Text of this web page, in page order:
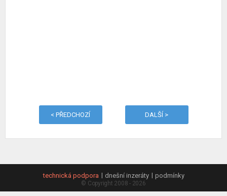
< PŘEDCHOZÍ DALŠÍ >
technická podpora dnešní inzeráty podmínky
© Copyright 2008 - 2026